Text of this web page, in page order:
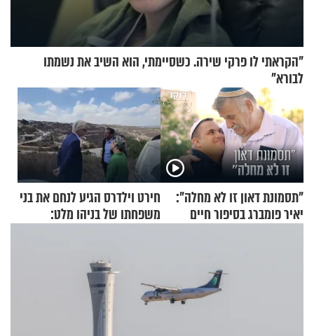
"הקראתי לו פרקי שירה. כשסיימתי, הוא השיב את נשמתו
לבורא"
"תסמונת דאון זו לא מחלה":
יאיר פומברג בסיפור חיים
חירט וילדרס הגיע לנחם את בני
משפחתו של בניהו מלט: